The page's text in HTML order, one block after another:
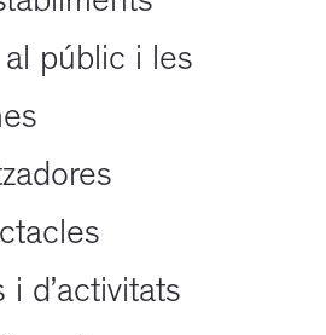
públic i les
i d’activitats